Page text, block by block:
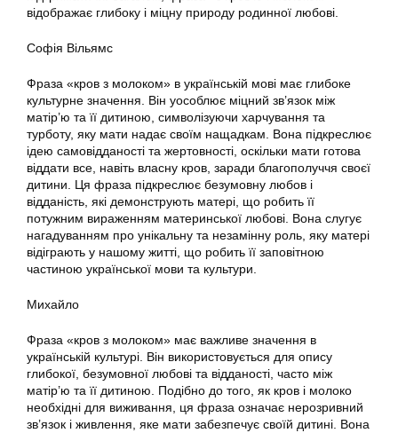
відображає глибоку і міцну природу родинної любові.
Софія Вільямс
Фраза «кров з молоком» в українській мові має глибоке
культурне значення. Він уособлює міцний зв’язок між
матір’ю та її дитиною, символізуючи харчування та
турботу, яку мати надає своїм нащадкам. Вона підкреслює
ідею самовідданості та жертовності, оскільки мати готова
віддати все, навіть власну кров, заради благополуччя своєї
дитини. Ця фраза підкреслює безумовну любов і
відданість, які демонструють матері, що робить її
потужним вираженням материнської любові. Вона слугує
нагадуванням про унікальну та незамінну роль, яку матері
відіграють у нашому житті, що робить її заповітною
частиною української мови та культури.
Михайло
Фраза «кров з молоком» має важливе значення в
українській культурі. Він використовується для опису
глибокої, безумовної любові та відданості, часто між
матір’ю та її дитиною. Подібно до того, як кров і молоко
необхідні для виживання, ця фраза означає нерозривний
зв’язок і живлення, яке мати забезпечує своїй дитині. Вона